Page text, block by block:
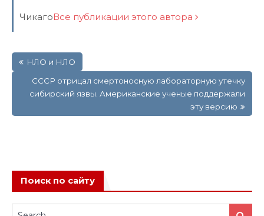
ЧикагоВсе публикации этого автора
по
записям
НЛО и НЛО
СССР отрицал смертоносную лабораторную утечку
сибирский язвы. Американские ученые поддержали
эту версию
Поиск по сайту
Search
Search